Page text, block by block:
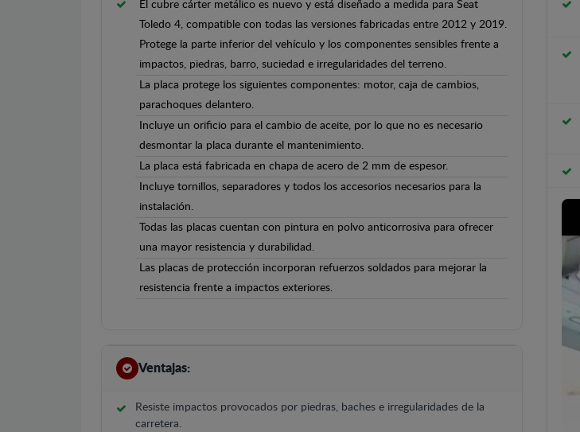
El cubre cárter metálico es nuevo y está diseñado a medida para Seat
Toledo 4, compatible con todas las versiones fabricadas entre 2012 y 2019.
Protege la parte inferior del vehículo y los componentes sensibles frente a
impactos, piedras, barro, suciedad e irregularidades del terreno.
La placa protege los siguientes componentes: motor, caja de cambios,
parachoques delantero.
Incluye un orificio para el cambio de aceite, por lo que no es necesario
desmontar la placa durante el mantenimiento.
La placa está fabricada en chapa de acero de 2 mm de espesor.
Incluye tornillos, separadores y todos los accesorios necesarios para la
instalación.
Todas las placas cuentan con pintura en polvo anticorrosiva para ofrecer
una mayor resistencia y durabilidad.
Las placas de protección incorporan refuerzos soldados para mejorar la
resistencia frente a impactos exteriores.
Ventajas:
Resiste impactos provocados por piedras, baches e irregularidades de la
carretera.